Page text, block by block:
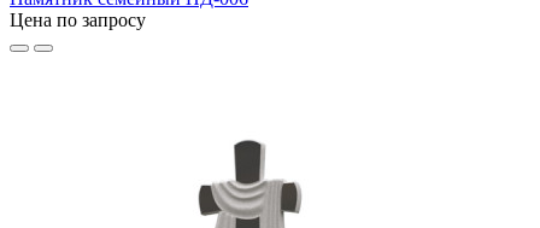
Цена по запросу